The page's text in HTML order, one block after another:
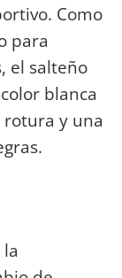
Como
para
el salteño
blanca
rotura y una